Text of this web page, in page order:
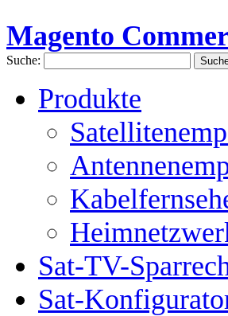
Magento
Suche:
Produkte
Sat-TV-
Sat-